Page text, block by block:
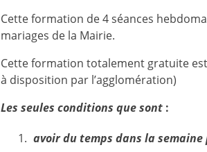
Cette formation de 4 séances
mariages de la Mairie.
Cette formation totalement gratuite
à disposition par l’agglomération)
Les seules conditions que sont :
avoir du temps dans la